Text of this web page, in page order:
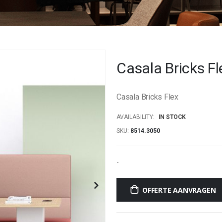
Casala Bricks
Casala Bricks Flex
AVAILABILITY:
IN STOCK
SKU 8514.3050
-
OFFERTE AANVRAGEN